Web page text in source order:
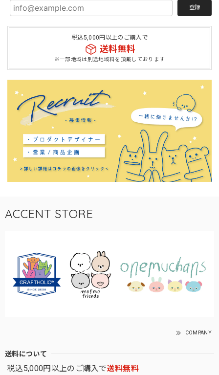
登録
税込5,000円以上のご購入で
送料無料
※一部地域は別途地域料を頂戴しております
ACCENT STORE
COMPANY
送料について
税込5,000円以上のご購入で送料無料